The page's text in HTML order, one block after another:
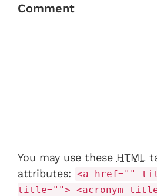
Comment
You may use these HTML
attributes: <a href=""
title=""> <acronym